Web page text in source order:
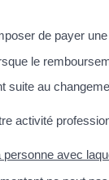
de payer
le
suite au
activité
personne avec